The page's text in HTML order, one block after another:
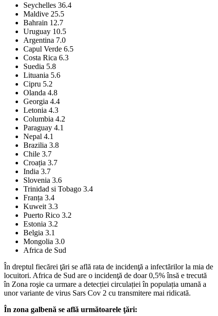
Seychelles 36.4
Maldive 25.5
Bahrain 12.7
Uruguay 10.5
Argentina 7.0
Capul Verde 6.5
Costa Rica 6.3
Suedia 5.8
Lituania 5.6
Cipru 5.2
Olanda 4.8
Georgia 4.4
Letonia 4.3
Columbia 4.2
Paraguay 4.1
Nepal 4.1
Brazilia 3.8
Chile 3.7
Croația 3.7
India 3.7
Slovenia 3.6
Trinidad si Tobago 3.4
Franța 3.4
Kuweit 3.3
Puerto Rico 3.2
Estonia 3.2
Belgia 3.1
Mongolia 3.0
Africa de Sud
În dreptul fiecărei ţări se află rata de incidenţă a infectărilor la mia de
locuitori. Africa de Sud are o incidenţă de doar 0,5% însă e trecută
în Zona roşie ca urmare a detecției circulației în populația umană a
unor variante de virus Sars Cov 2 cu transmitere mai ridicată.
În zona galbenă se află următoarele ţări: